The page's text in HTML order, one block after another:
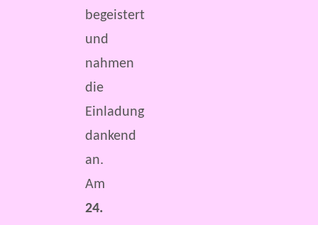
begeistert
und
nahmen
die
Einladung
dankend
an.
Am
24.